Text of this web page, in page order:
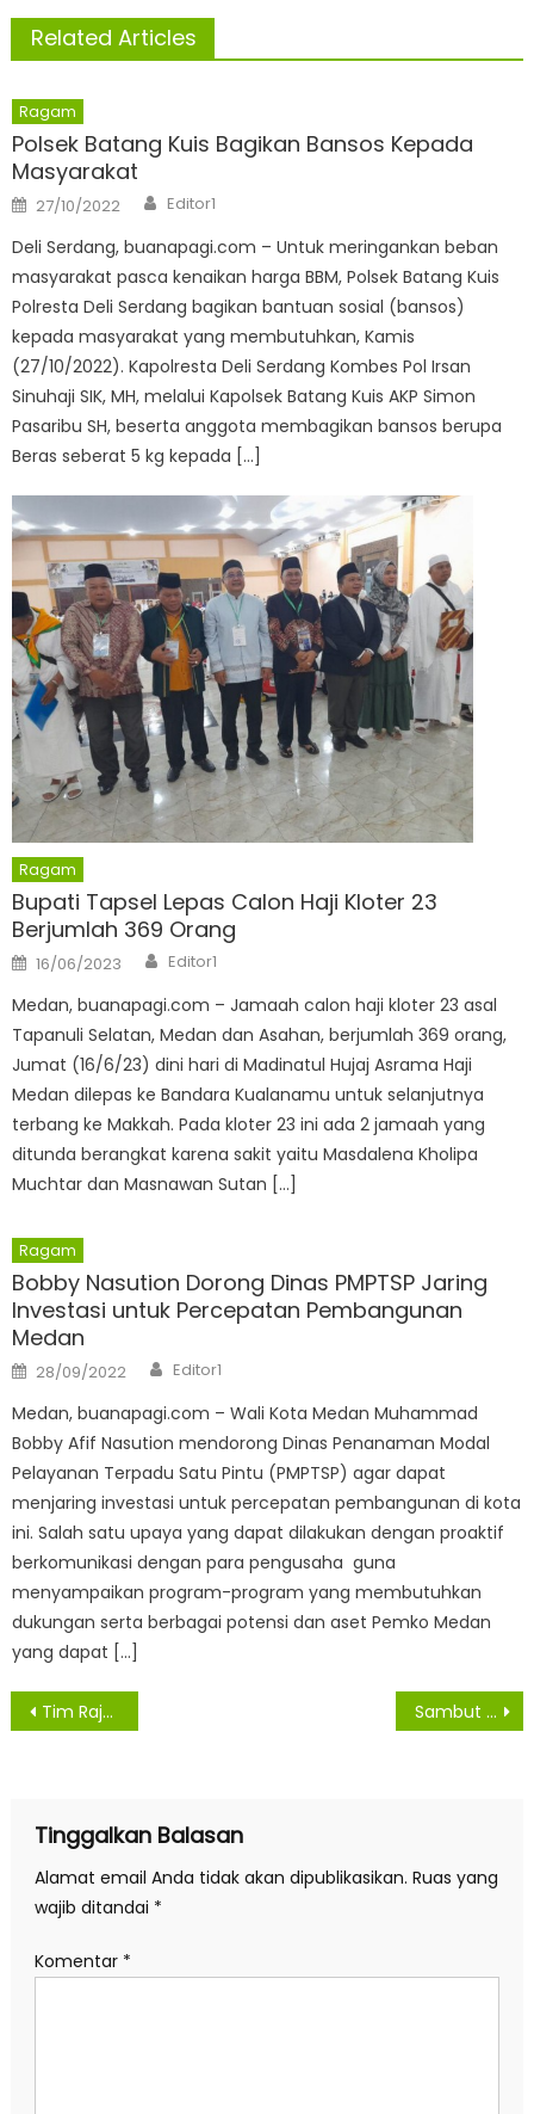
Related Articles
Ragam
Polsek Batang Kuis Bagikan Bansos Kepada
Masyarakat
Posted
on
27/10/2022 Author
Editor1
Deli Serdang, buanapagi.com – Untuk meringankan beban
masyarakat pasca kenaikan harga BBM, Polsek Batang Kuis
Polresta Deli Serdang bagikan bantuan sosial (bansos)
kepada masyarakat yang membutuhkan, Kamis
(27/10/2022). Kapolresta Deli Serdang Kombes Pol Irsan
Sinuhaji SIK, MH, melalui Kapolsek Batang Kuis AKP Simon
Pasaribu SH, beserta anggota membagikan bansos berupa
Beras seberat 5 kg kepada […]
Ragam
Bupati Tapsel Lepas Calon Haji Kloter 23
Berjumlah 369 Orang
Posted
on
16/06/2023 Author
Editor1
Medan, buanapagi.com – Jamaah calon haji kloter 23 asal
Tapanuli Selatan, Medan dan Asahan, berjumlah 369 orang,
Jumat (16/6/23) dini hari di Madinatul Hujaj Asrama Haji
Medan dilepas ke Bandara Kualanamu untuk selanjutnya
terbang ke Makkah. Pada kloter 23 ini ada 2 jamaah yang
ditunda berangkat karena sakit yaitu Masdalena Kholipa
Muchtar dan Masnawan Sutan […]
Ragam
Bobby Nasution Dorong Dinas PMPTSP Jaring
Investasi untuk Percepatan Pembangunan
Medan
Posted
on
28/09/2022 Author
Editor1
Medan, buanapagi.com – Wali Kota Medan Muhammad
Bobby Afif Nasution mendorong Dinas Penanaman Modal
Pelayanan Terpadu Satu Pintu (PMPTSP) agar dapat
menjaring investasi untuk percepatan pembangunan di kota
ini. Salah satu upaya yang dapat dilakukan dengan proaktif
berkomunikasi dengan para pengusaha guna
menyampaikan program-program yang membutuhkan
dukungan serta berbagai potensi dan aset Pemko Medan
yang dapat […]
Navigasi
Tim Rajawali Sabhara Polda Sumut Amankan 23 Remaja Yang Terlibat Tawuran Sambut HUT ke-73, Kapolda Sumut Ziarah ke Taman Makam Pahlawan
Tinggalkan Balasan
Alamat email Anda tidak akan dipublikasikan. Ruas yang
wajib ditandai *
Komentar *